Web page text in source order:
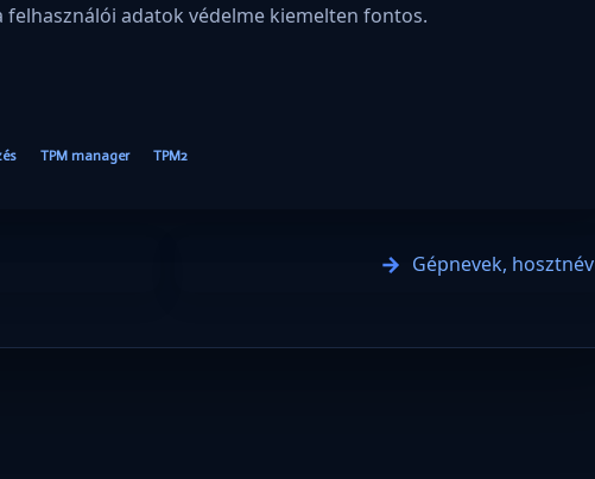
felhasználói adatok védelme kiemelten fontos.
TPM manager TPM2
Gépnevek, hosztnév